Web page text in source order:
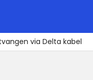
via Delta kabel